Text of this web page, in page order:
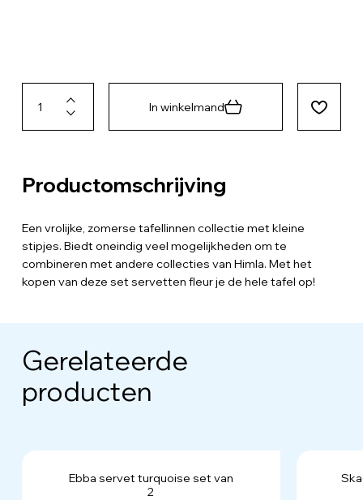
In winkelmand
Productomschrijving
Een vrolijke, zomerse tafellinnen collectie met kleine
stipjes. Biedt oneindig veel mogelijkheden om te
combineren met andere collecties van Himla. Met het
kopen van deze set servetten fleur je de hele tafel op!
Gerelateerde
producten
Ebba servet turquoise set van
2